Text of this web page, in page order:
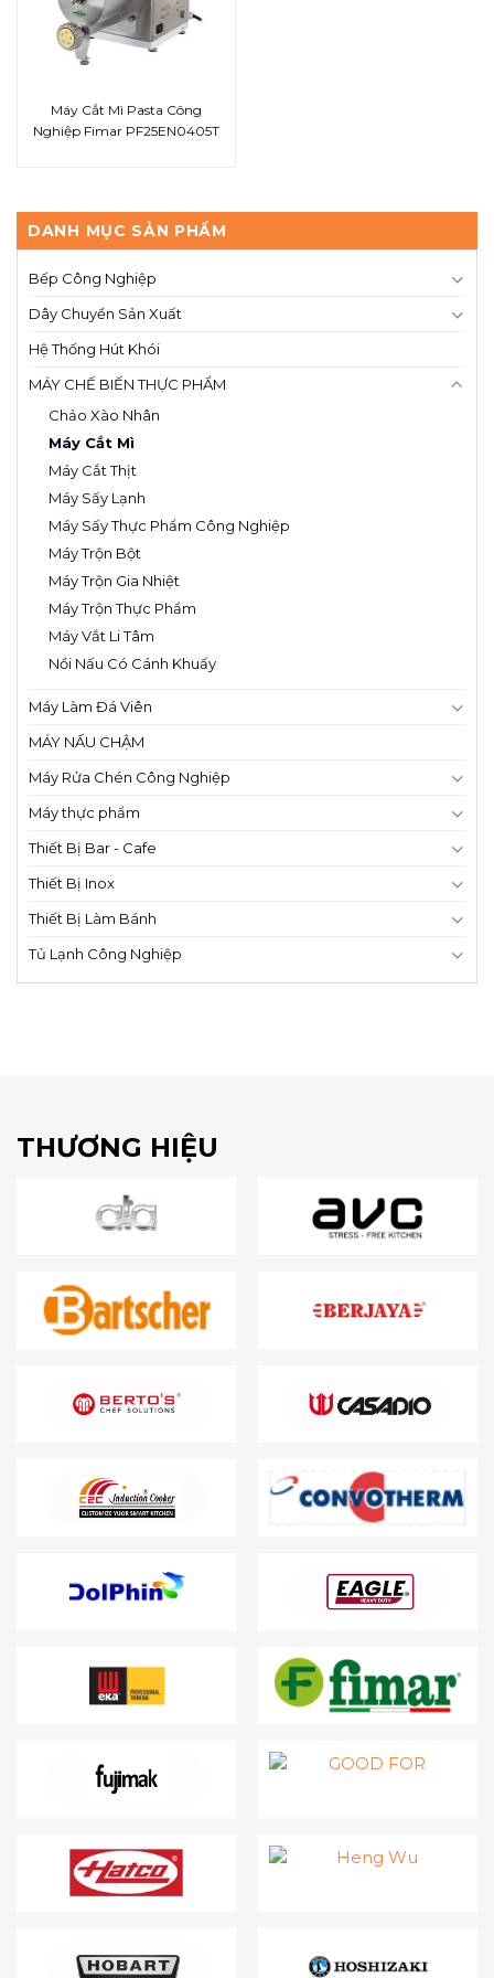
Máy Cắt Mì Pasta Công
Nghiệp Fimar PF25EN0405T
DANH MỤC SẢN PHẨM
Bếp Công Nghiệp
Dây Chuyền Sản Xuất
Hệ Thống Hút Khói
MÁY CHẾ BIẾN THỰC PHẨM
Chảo Xào Nhân
Máy Cắt Mì
Máy Cắt Thịt
Máy Sấy Lạnh
Máy Sấy Thực Phẩm Công Nghiệp
Máy Trộn Bột
Máy Trộn Gia Nhiệt
Máy Trộn Thực Phẩm
Máy Vắt Li Tâm
Nồi Nấu Có Cánh Khuấy
Máy Làm Đá Viên
MÁY NẤU CHẬM
Máy Rửa Chén Công Nghiệp
Máy thực phẩm
Thiết Bị Bar - Cafe
Thiết Bị Inox
Thiết Bị Làm Bánh
Tủ Lạnh Công Nghiệp
THƯƠNG HIỆU